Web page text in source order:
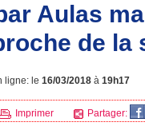
Aulas
de la
ligne: le 16/03/2018 à 19h17
Imprimer Partager: